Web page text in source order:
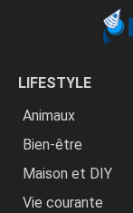
LIFESTYLE
Animaux
Bien-être
Maison et DIY
Vie courante